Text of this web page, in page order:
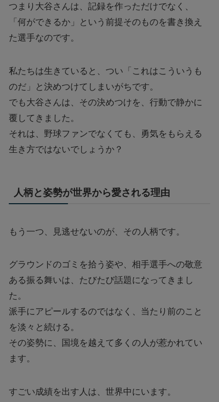
つまり大谷さんは、記録を作っただけでなく、
「何ができるか」という前提そのものを書き換え
た選手なのです。
私たちは生きていると、つい「これはこういうも
のだ」と決めつけてしまいがちです。
でも大谷さんは、その決めつけを、行動で静かに
覆してきました。
それは、野球ファンでなくても、勇気をもらえる
生き方ではないでしょうか？
人柄と姿勢が世界から愛される理由
もう一つ、見逃せないのが、その人柄です。
グラウンドのゴミを拾う姿や、相手選手への敬意
ある振る舞いは、たびたび話題になってきまし
た。
派手にアピールするのではなく、当たり前のこと
を淡々と続ける。
その姿勢に、国境を越えて多くの人が惹かれてい
ます。
すごい成績を出す人は、世界中にいます。